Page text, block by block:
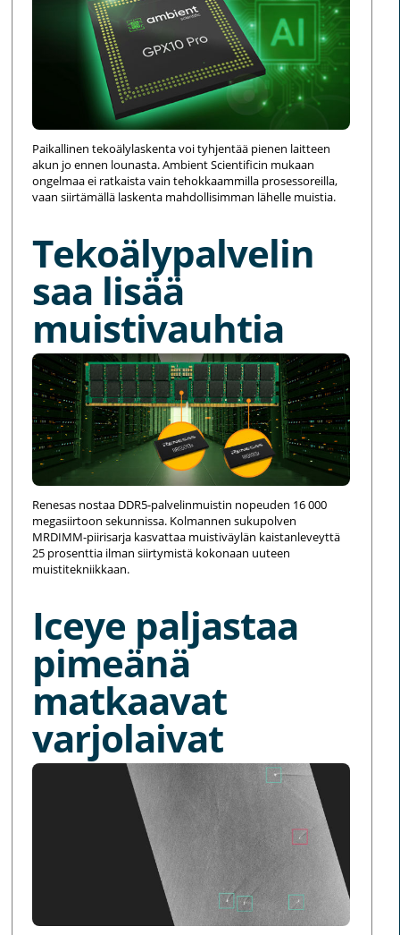
Paikallinen tekoälylaskenta voi tyhjentää pienen laitteen
akun jo ennen lounasta. Ambient Scientificin mukaan
ongelmaa ei ratkaista vain tehokkaammilla prosessoreilla,
vaan siirtämällä laskenta mahdollisimman lähelle muistia.
Tekoälypalvelin
saa lisää
muistivauhtia
Renesas nostaa DDR5-palvelinmuistin nopeuden 16 000
megasiirtoon sekunnissa. Kolmannen sukupolven
MRDIMM-piirisarja kasvattaa muistiväylän kaistanleveyttä
25 prosenttia ilman siirtymistä kokonaan uuteen
muistitekniikkaan.
Iceye paljastaa
pimeänä
matkaavat
varjolaivat